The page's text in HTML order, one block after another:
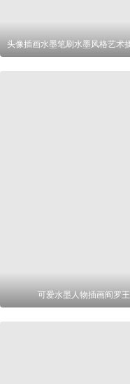
可爱水墨人物插画阎罗王